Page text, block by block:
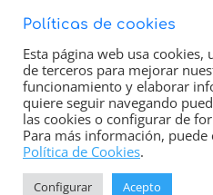
POLÍTICA DE PRIVACIDAD
AVISO LEGAL
Políticas de cookies
Esta página web usa
de terceros para mejorar
funcionamiento y elaborar
quiere seguir navegando
las cookies o configurar de
Para más información,
Política de Cookies.
Configurar Acepto